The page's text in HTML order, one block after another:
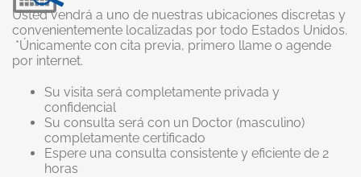
Usted vendrá a uno de nuestras ubicaciones discretas y
convenientemente localizadas por todo Estados Unidos.
*Únicamente con cita previa, primero llame o agende
por internet.
Su visita será completamente privada y
confidencial
Su consulta será con un Doctor (masculino)
completamente certificado
Espere una consulta consistente y eficiente de 2
horas